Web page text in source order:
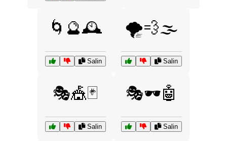
🌀🔮🕰️
Salin
🌪️💨🌫️
Salin
🎭🎪🃏
Salin
🎭🕶️🤖
Salin